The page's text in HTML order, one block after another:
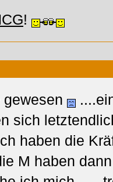
!
sich
haben die
M haben